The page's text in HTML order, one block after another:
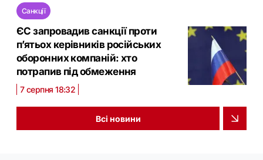
Санкції
ЄС запровадив санкції проти
п’ятьох керівників російських
оборонних компаній: хто
потрапив під обмеження
7 серпня 18:32
Всі новини